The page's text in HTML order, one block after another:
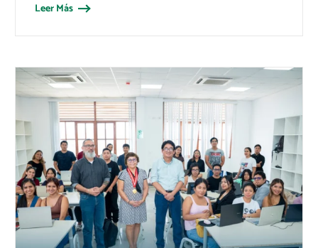
Leer Más